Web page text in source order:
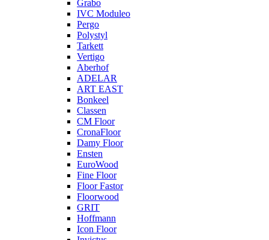
Grabo
IVC Moduleo
Pergo
Polystyl
Tarkett
Vertigo
Aberhof
ADELAR
ART EAST
Bonkeel
Classen
CM Floor
CronaFloor
Damy Floor
Ensten
EuroWood
Fine Floor
Floor Fastor
Floorwood
GRIT
Hoffmann
Icon Floor